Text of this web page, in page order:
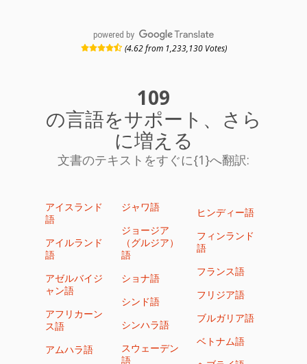
powered by
(4.62 from 1,233,130 Votes)
109
の言語をサポート、さら
に増える
文書のテキストをすぐに{1}へ翻訳:
アイスランド
語
アイルランド
語
アゼルバイジ
ャン語
アフリカーン
ス語
アムハラ語
ジャワ語
ジョージア
（グルジア）
語
ショナ語
シンド語
シンハラ語
スウェーデン
語
ヒンディー語
フィンランド
語
フランス語
フリジア語
ブルガリア語
ベトナム語